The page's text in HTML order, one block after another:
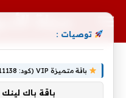
مجلة
توصيات :
باقة متميزة VIP (كود: AA11138):
باقة باك لينك